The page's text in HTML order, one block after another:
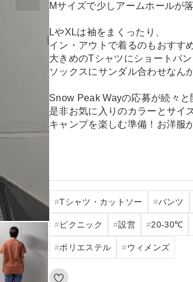
Mサイズで少しアームホールが
LやXLは袖をまくったり、
イン・アウトで着るのもおすす
大きめのTシャツにショートパン
ソックスにサンダル合わせなん
Snow Peak Wayの応募が続々と
是非お気に入りのカラーとサイ
キャンプを楽しむ準備！お洋服
Tシャツ・カットソー パンツ
ピクニック 設営 20‐30℃
ポリエステル ウィメンズ